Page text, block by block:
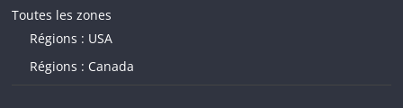
Toutes les zones
Régions : USA
Régions : Canada